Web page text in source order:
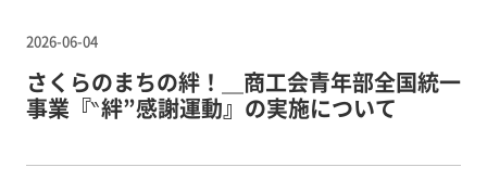
2026-06-04
さくらのまちの絆！＿商工会青年部全国統一
事業『‶絆”感謝運動』の実施について